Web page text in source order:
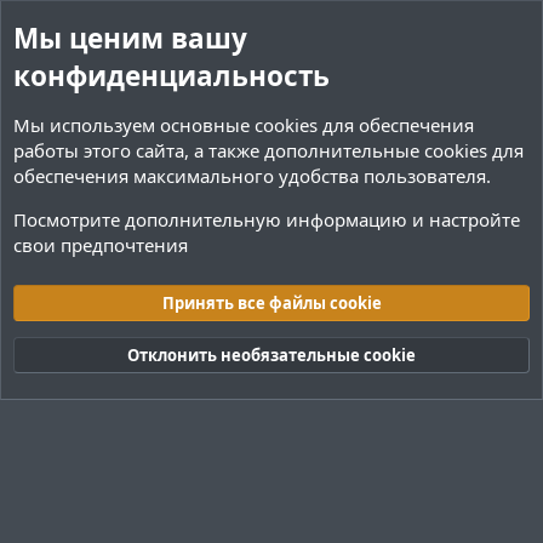
Cookies Тёмная (2020)
Русский (RU)
Обратная связь
Условия и правила
Политика конфиденциальности
Помощь
R
Мы ценим вашу
конфиденциальность
Мы используем основные cookies для обеспечения
работы этого сайта, а также дополнительные cookies для
обеспечения максимального удобства пользователя.
Посмотрите дополнительную информацию и настройте
свои предпочтения
Принять все файлы cookie
Отклонить необязательные cookie